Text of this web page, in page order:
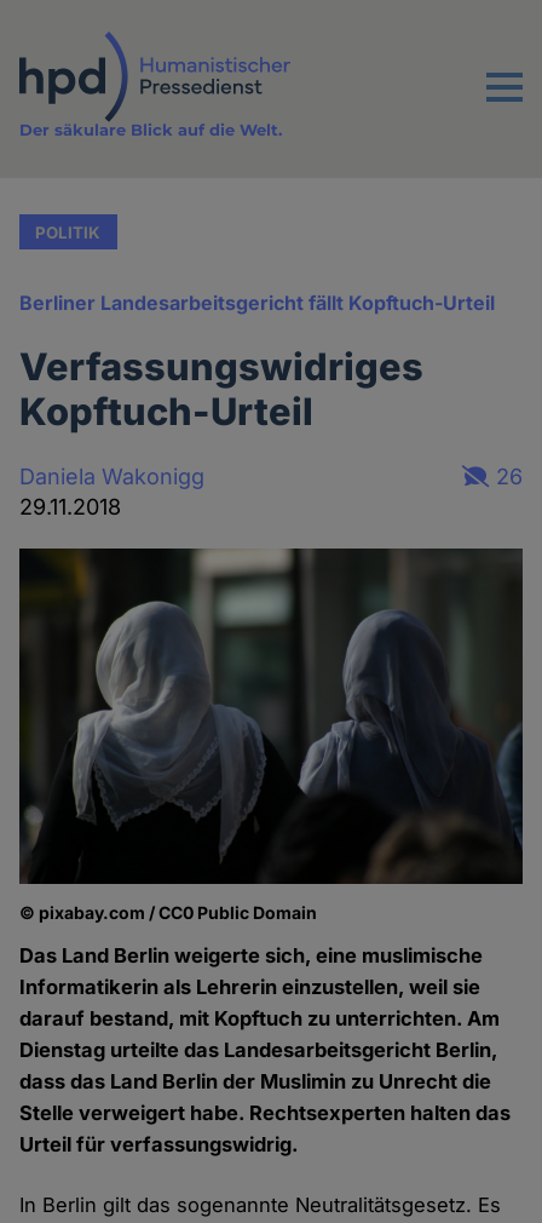
Inhalt
Menu
Der säkulare Blick auf die Welt.
POLITIK
Berliner Landesarbeitsgericht fällt Kopftuch-Urteil
Verfassungswidriges
Kopftuch-Urteil
Daniela Wakonigg
29.11.2018
26
© pixabay.com / CC0 Public Domain
Das Land Berlin weigerte sich, eine muslimische
Informatikerin als Lehrerin einzustellen, weil sie
darauf bestand, mit Kopftuch zu unterrichten. Am
Dienstag urteilte das Landesarbeitsgericht Berlin,
dass das Land Berlin der Muslimin zu Unrecht die
Stelle verweigert habe. Rechtsexperten halten das
Urteil für verfassungswidrig.
In Berlin gilt das sogenannte Neutralitätsgesetz. Es